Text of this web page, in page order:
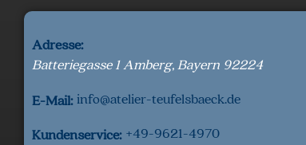
Adresse:
Batteriegasse 1Amberg,Bayern 92224
E-Mail:info@atelier-teufelsbaeck.de
Kundenservice: +49-9621-4970